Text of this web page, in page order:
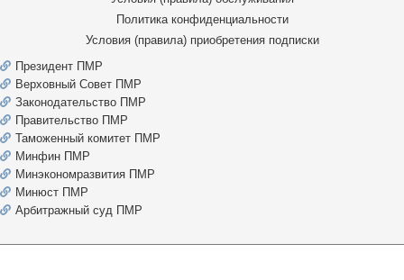
Политика конфиденциальности
Условия (правила) приобретения подписки
Президент ПМР
Верховный Совет ПМР
Законодательство ПМР
Правительство ПМР
Таможенный комитет ПМР
Минфин ПМР
Минэкономразвития ПМР
Минюст ПМР
Арбитражный суд ПМР